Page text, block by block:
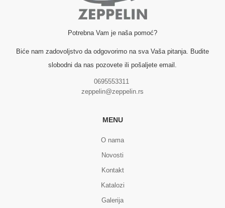
Potrebna Vam je naša pomoć?
Biće nam zadovoljstvo da odgovorimo na sva Vaša pitanja. Budite
slobodni da nas pozovete ili pošaljete email.
0695553311
zeppelin@zeppelin.rs
MENU
O nama
Novosti
Kontakt
Katalozi
Galerija